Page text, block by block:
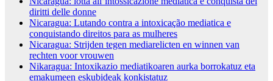
diritti delle donne
Nicaragua: Lutando contra a intoxicação mediatica e
conquistando direitos para as mulheres
Nicaragua: Strijden tegen mediarelicten en winnen van
rechten voor vrouwen
Nikaragua: Intoxikazio mediatikoaren aurka borrokatuz eta
emakumeen eskubideak konkistatuz